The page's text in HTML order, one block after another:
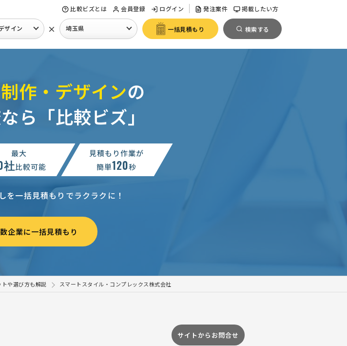
比較ビズとは 会員登録 ログイン 発注案件 掲載したい方
ザイン × 埼玉県 一括見積もり 検索する
作・デザインの
ら「比較ビズ」
最大
社比較可能
見積もり作業が
簡単120秒
を一括見積もりでラクラクに！
数企業に一括見積もり
や選び方も解説 スマートスタイル・コンプレックス株式会社
サイトからお問合せ